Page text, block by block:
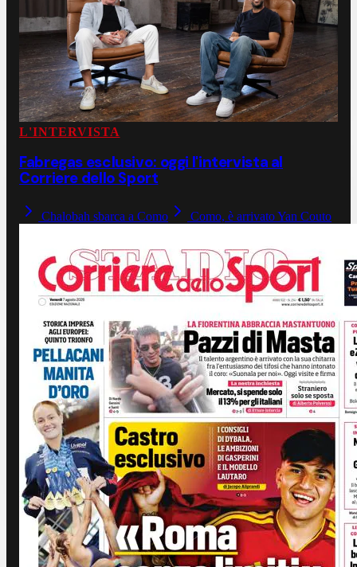
L'INTERVISTA
Fabregas esclusivo: oggi l'intervista al
Corriere dello Sport
Chalobah sbarca a Como Como, è arrivato Yan Couto